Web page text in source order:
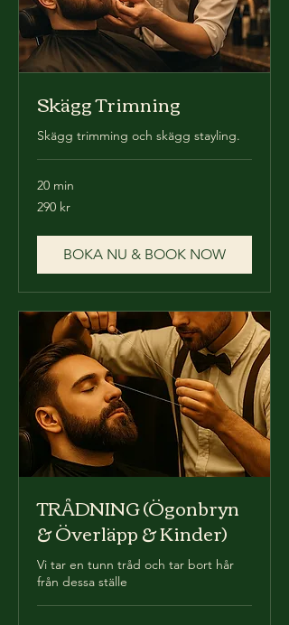
Skägg Trimning
Skägg trimming och skägg stayling.
20 min
290
svenska
290 kr
BOKA NU & BOOK NOW
TRÅDNING (Ögonbryn
& Överläpp & Kinder)
Vi tar en tunn tråd och tar bort hår
från dessa ställe